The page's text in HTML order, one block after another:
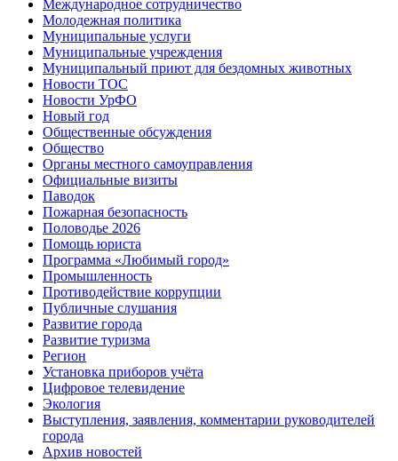
Международное сотрудничество
Молодежная политика
Муниципальные услуги
Муниципальные учреждения
Муниципальный приют для бездомных животных
Новости ТОС
Новости УрФО
Новый год
Общественные обсуждения
Общество
Органы местного самоуправления
Официальные визиты
Паводок
Пожарная безопасность
Половодье 2026
Помощь юриста
Программа «Любимый город»
Промышленность
Противодействие коррупции
Публичные слушания
Развитие города
Развитие туризма
Регион
Установка приборов учёта
Цифровое телевидение
Экология
Выступления, заявления, комментарии руководителей
города
Архив новостей